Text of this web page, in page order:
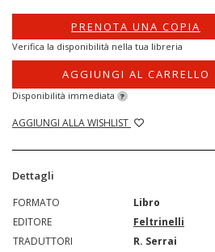
PRENOTA UNA COPIA
Verifica la disponibilità nella tua libreria
AGGIUNGI AL CARRELLO
Disponibilità immediata ?
AGGIUNGI ALLA WISHLIST
Dettagli
FORMATO
Libro
EDITORE
Feltrinelli
TRADUTTORI
R. Serrai